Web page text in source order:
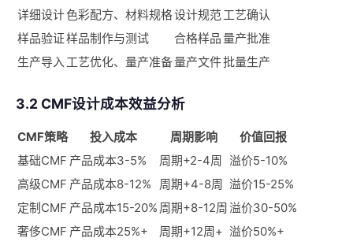
详细设计色彩配方、材料规格设计规范工艺确认
样品验证样品制作与测试 合格样品量产批准
生产导入 工艺优化、量产准备量产文件批量生产
3.2 CMF设计成本效益分析
CMF策略 投入成本 周期影响
价值回报
基础CMF 产品成本3-5% 周期+2-4周
溢价5-10%
高级CMF 产品成本8-12% 周期+4-8周 溢价15-25%
定制CMF 产品成本15-20% 周期+8-12周 溢价30-50%
奢侈CMF 产品成本25%+ 周期+12周+ 溢价50%+